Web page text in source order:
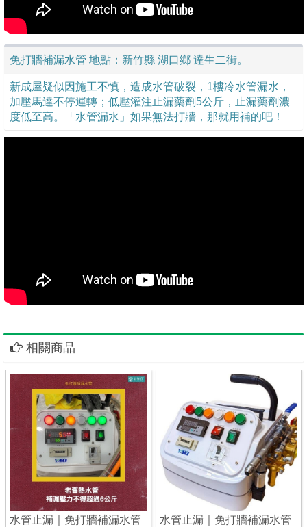
免打牆補漏水管 地點：新竹縣 湖口鄉 達生二街。
新成屋疑似因施工不慎，造成水管破裂，1樓冷水管漏水，
加壓馬達不停運轉；低壓灌注止漏藥劑5公斤，止漏藥劑濃
度低至高。「水管漏水」如果無法打牆，那就用補的吧！
相關商品
水管止漏｜免打牆補漏水管
水管止漏｜免打牆補漏水管